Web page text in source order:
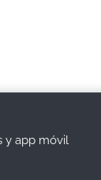
y app móvil